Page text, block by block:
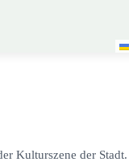
Kulturszene der